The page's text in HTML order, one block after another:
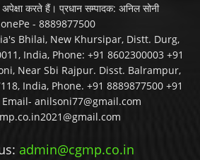
करते हैं। प्रधान सम्पादक: अनिल सोनी
- 8889877500
Bhilai, New Khursipar, Distt. Durg,
India, Phone: +91 8602300003 +91
Near Sbi Rajpur. Disst. Balrampur,
India, Phone. +91 8889877500 +91
anilsoni77@gmail.com
admin@cgmp.co.in